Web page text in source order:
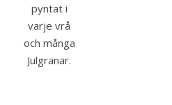
pyntat i
varje vrå
och många
Julgranar.